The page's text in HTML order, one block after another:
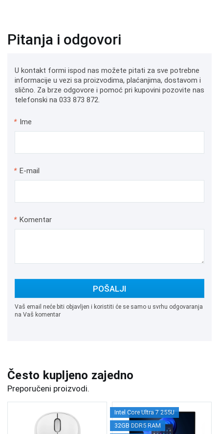
Pitanja i odgovori
U kontakt formi ispod nas možete pitati za sve potrebne
informacije u vezi sa proizvodima, plaćanjima, dostavom i
slično. Za brze odgovore i pomoć pri kupovini pozovite nas
telefonski na 033 873 872.
* Ime
* E-mail
* Komentar
POŠALJI
Vaš email neće biti objavljen i koristiti će se samo u svrhu odgovaranja
na Vaš komentar
Često kupljeno zajedno
Preporučeni proizvodi.
Intel Core Ultra 7 255U
32GB DDR5 RAM